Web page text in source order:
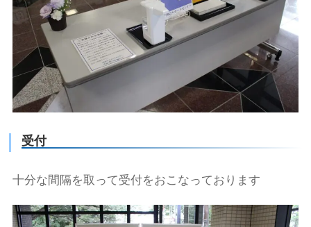
受付
十分な間隔を取って受付をおこなっております